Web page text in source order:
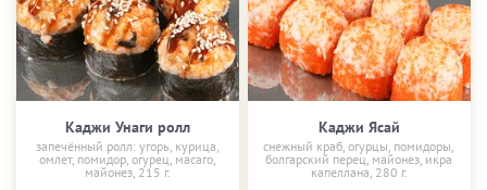
Каджи Унаги ролл
запечённый ролл: угорь, курица,
омлет, помидор, огурец, масаго,
майонез, 215 г.
Каджи Ясай
снежный краб, огурцы, помидоры,
болгарский перец, майонез, икра
капеллана, 280 г.